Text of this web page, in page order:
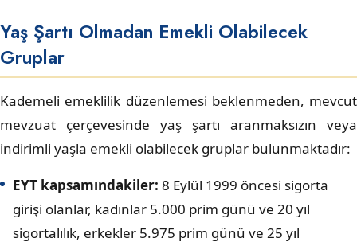
Yaş Şartı Olmadan Emekli Olabilecek
Gruplar
Kademeli emeklilik düzenlemesi beklenmeden, mevcut
mevzuat çerçevesinde yaş şartı aranmaksızın veya
indirimli yaşla emekli olabilecek gruplar bulunmaktadır:
EYT kapsamındakiler: 8 Eylül 1999 öncesi sigorta
girişi olanlar, kadınlar 5.000 prim günü ve 20 yıl
sigortalılık, erkekler 5.975 prim günü ve 25 yıl